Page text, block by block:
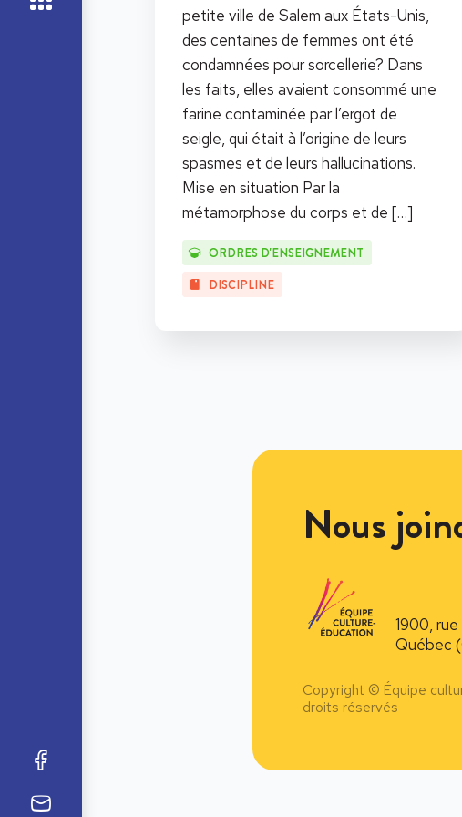
petite ville de Salem aux États-Unis,
des centaines de femmes ont été
condamnées pour sorcellerie? Dans
les faits, elles avaient consommé une
farine contaminée par l’ergot de
seigle, qui était à l’origine de leurs
spasmes et de leurs hallucinations.
Mise en situation Par la
métamorphose du corps et de […]
ORDRES D'ENSEIGNEMENT
DISCIPLINE
Nous
1900,
Québec
Copyright © Équipe
droits réservés